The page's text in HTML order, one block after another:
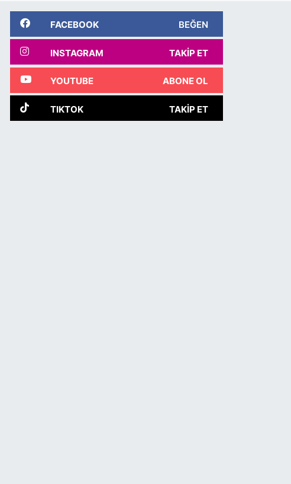
FACEBOOK BEĞEN
INSTAGRAM TAKIP ET
YOUTUBE ABONE OL
TIKTOK TAKIP ET